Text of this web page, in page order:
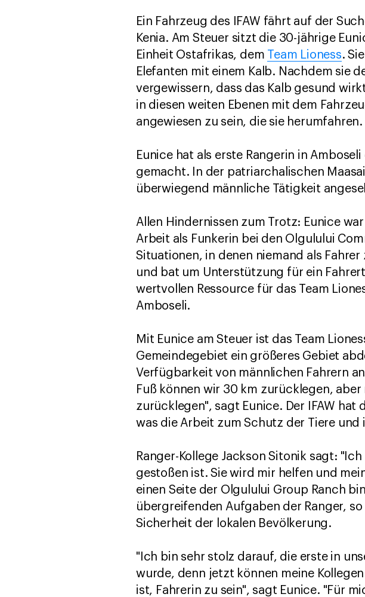
Ein Fahrzeug des IFAW fährt auf der
Kenia. Am Steuer sitzt die 30-jährige
Einheit Ostafrikas, dem Team Lioness.
Elefanten mit einem Kalb. Nachdem sie
vergewissern, dass das Kalb gesund
in diesen weiten Ebenen mit dem
angewiesen zu sein, die sie herumfahren.
Eunice hat als erste Rangerin in
gemacht. In der patriarchalischen
überwiegend männliche Tätigkeit
Allen Hindernissen zum Trotz: Eunice
Arbeit als Funkerin bei den Olgulului
Situationen, in denen niemand als
und bat um Unterstützung für ein
wertvollen Ressource für das Team
Amboseli.
Mit Eunice am Steuer ist das Team
Gemeindegebiet ein größeres Gebiet
Verfügbarkeit von männlichen Fahrern
Fuß können wir 30 km zurücklegen,
zurücklegen", sagt Eunice. Der IFAW
was die Arbeit zum Schutz der Tiere
Ranger-Kollege Jackson Sitonik sagt:
gestoßen ist. Sie wird mir helfen und
einen Seite der Olgulului Group Ranch
übergreifenden Aufgaben der Ranger,
Sicherheit der lokalen Bevölkerung.
"Ich bin sehr stolz darauf, die erste in
wurde, denn jetzt können meine
ist, Fahrerin zu sein", sagt Eunice. "Für